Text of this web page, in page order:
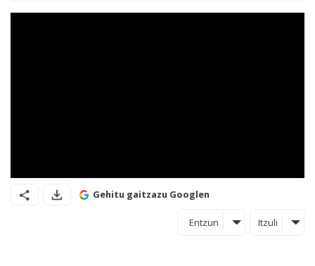
Gehitu gaitzazu Googlen
Entzun Itzuli